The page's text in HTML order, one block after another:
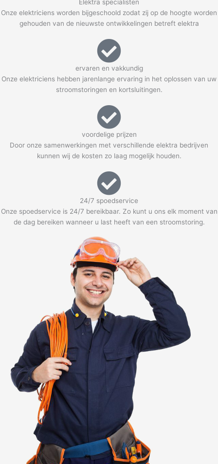
Elektra specialisten
Onze elektriciens worden bijgeschoold zodat zij op de hoogte worden
gehouden van de nieuwste ontwikkelingen betreft elektra
ervaren en vakkundig
Onze elektriciens hebben jarenlange ervaring in het oplossen van uw
stroomstoringen en kortsluitingen.
voordelige prijzen
Door onze samenwerkingen met verschillende elektra bedrijven
kunnen wij de kosten zo laag mogelijk houden.
24/7 spoedservice
Onze spoedservice is 24/7 bereikbaar. Zo kunt u ons elk moment van
de dag bereiken wanneer u last heeft van een stroomstoring.